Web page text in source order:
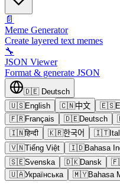
📄
Meme Generator
Create layered text memes
🔧
JSON Viewer
Format & generate JSON
🇩🇪 Deutsch
🇺🇸English 🇨🇳中文 🇪🇸
🇫🇷Français 🇩🇪Deutsch
🇮🇳हिन्दी 🇰🇷한국어 🇮🇹
🇻🇳Tiếng Việt 🇮🇩Bahasa
🇸🇪Svenska 🇩🇰Dansk
🇺🇦Українська 🇲🇾Bahasa